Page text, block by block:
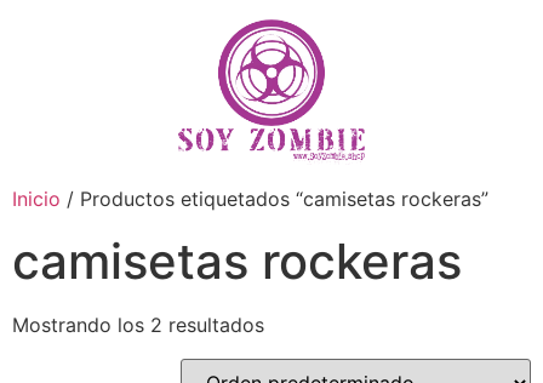
Inicio / Productos etiquetados “camisetas rockeras”
camisetas rockeras
Mostrando los 2 resultados